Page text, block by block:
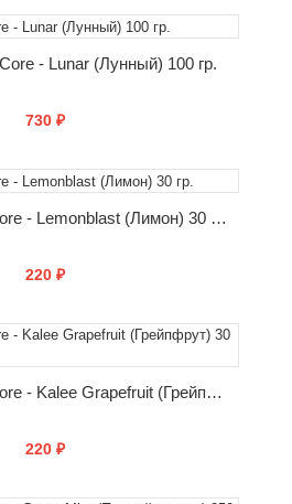
КУПИТЬ
- Lunar (Лунный) 100 гр.
730 ₽
КУПИТЬ
Табак Dark Side Core - Lemonblast (Лимон) 30 гр.
220 ₽
КУПИТЬ
Табак Dark Side Core - Kalee Grapefruit (Грейпфрут) 30 гр.
220 ₽